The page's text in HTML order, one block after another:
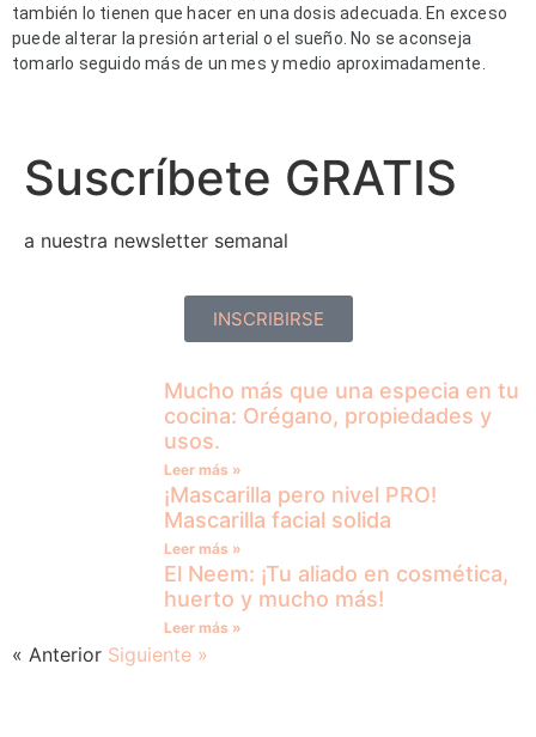
también lo tienen que hacer en una dosis adecuada. En exceso
puede alterar la presión arterial o el sueño. No se aconseja
tomarlo seguido más de un mes y medio aproximadamente.
Suscríbete GRATIS
a nuestra newsletter semanal
INSCRIBIRSE
Mucho más que una especia en tu
cocina: Orégano, propiedades y
usos.
Leer más »
¡Mascarilla pero nivel PRO!
Mascarilla facial solida
Leer más »
El Neem: ¡Tu aliado en cosmética,
huerto y mucho más!
Leer más »
« Anterior Siguiente »